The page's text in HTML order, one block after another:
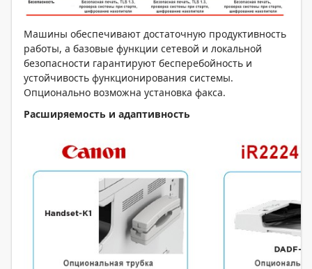
Машины обеспечивают достаточную продуктивность
работы, а базовые функции сетевой и локальной
безопасности гарантируют бесперебойность и
устойчивость функционирования системы.
Опционально возможна установка факса.
Расширяемость и адаптивность